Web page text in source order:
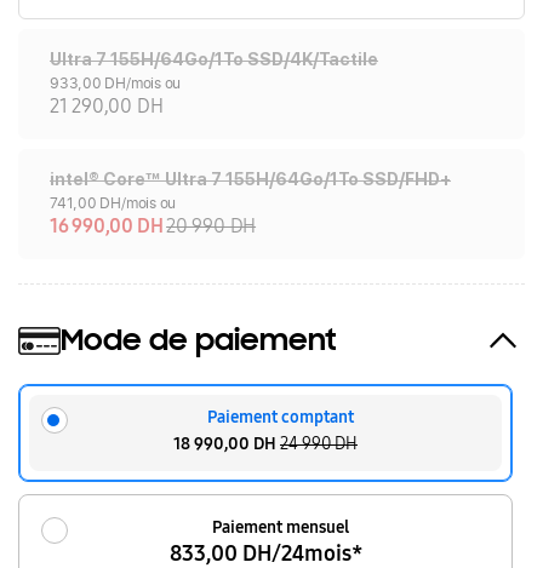
Ultra 7 155H/64Go/1To SSD/4K/Tactile
933,00 DH/mois ou
21 290,00 DH
intel® Core™ Ultra 7 155H/64Go/1To SSD/FHD+
741,00 DH/mois ou
16 990,00 DH20 990 DH
Mode de paiement
Paiement comptant
18 990,00 DH 24 990 DH
Paiement mensuel
833,00 DH/24mois*